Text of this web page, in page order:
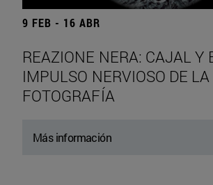
9 FEB - 16 ABR
REAZIONE NERA: CAJAL Y
IMPULSO NERVIOSO DE LA
FOTOGRAFÍA
Más información